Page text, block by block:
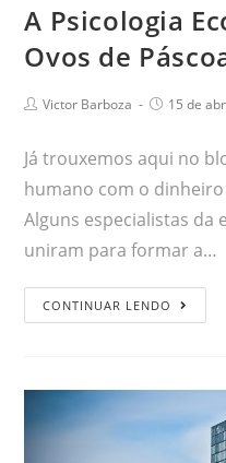
A Psicologia
Ovos de
Victor Barboza 15 de
Já trouxemos aqui no
humano com o
Alguns especialistas da
uniram para formar a…
CONTINUAR LENDO